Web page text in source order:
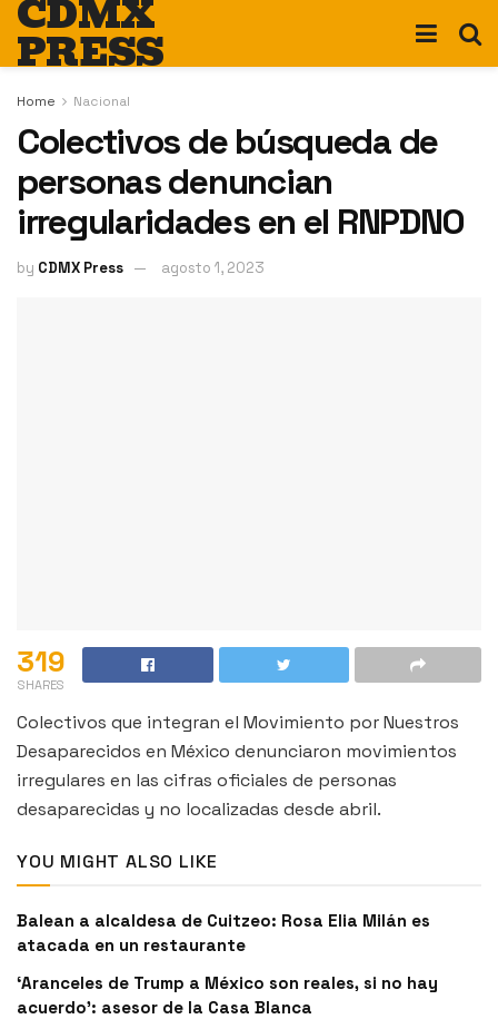
CDMX
PRESS
Home Nacional
Colectivos de búsqueda de
personas denuncian
irregularidades en el RNPDNO
by CDMX Press agosto 1, 2023
319
SHARES
Colectivos que integran el Movimiento por Nuestros
Desaparecidos en México denunciaron movimientos
irregulares en las cifras oficiales de personas
desaparecidas y no localizadas desde abril.
YOU MIGHT ALSO LIKE
Balean a alcaldesa de Cuitzeo: Rosa Elia Milán es
atacada en un restaurante
‘Aranceles de Trump a México son reales, si no hay
acuerdo’: asesor de la Casa Blanca